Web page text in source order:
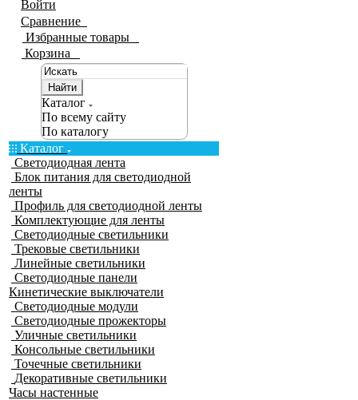
Войти
Сравнение
Избранные товары
Корзина
Найти
Каталог
По всему сайту
По каталогу
Каталог
Светодиодная лента
Блок питания для светодиодной
ленты
Профиль для светодиодной ленты
Комплектующие для ленты
Светодиодные светильники
Трековые светильники
Линейные светильники
Светодиодные панели
Кинетические выключатели
Светодиодные модули
Светодиодные прожекторы
Уличные светильники
Консольные светильники
Точечные светильники
Декоративные светильники
Часы настенные